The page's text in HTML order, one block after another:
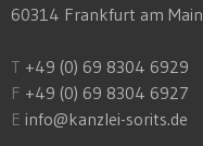
60314 Frankfurt am Main
T +49 (0) 69 8304 6929
F +49 (0) 69 8304 6927
E info@kanzlei-sorits.de